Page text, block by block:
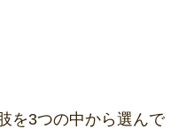
を3つの中から選んで